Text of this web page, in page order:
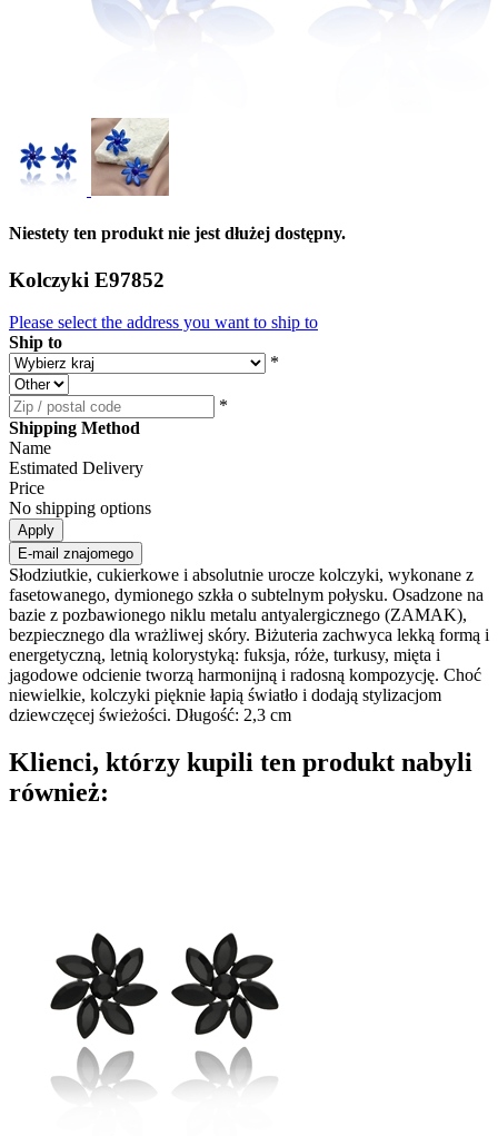
Niestety ten produkt nie jest dłużej dostępny.
Kolczyki E97852
Please select the address you want to ship to
Ship to
*
*
Shipping Method
Name
Estimated Delivery
Price
No shipping options
Apply
E-mail znajomego
Słodziutkie, cukierkowe i absolutnie urocze kolczyki, wykonane z
fasetowanego, dymionego szkła o subtelnym połysku. Osadzone na
bazie z pozbawionego niklu metalu antyalergicznego (ZAMAK),
bezpiecznego dla wrażliwej skóry. Biżuteria zachwyca lekką formą i
energetyczną, letnią kolorystyką: fuksja, róże, turkusy, mięta i
jagodowe odcienie tworzą harmonijną i radosną kompozycję. Choć
niewielkie, kolczyki pięknie łapią światło i dodają stylizacjom
dziewczęcej świeżości. Długość: 2,3 cm
Klienci, którzy kupili ten produkt nabyli
również: